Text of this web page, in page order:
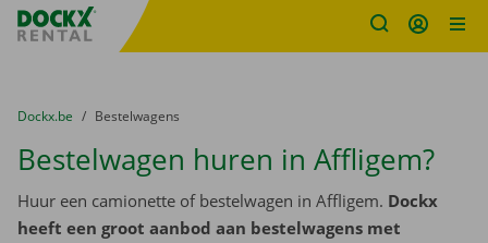
Fratello DEMO
U bevindt zich hier:
van
Dockx.be naar
Bestelwagens
Bestelwagen huren in Affligem?
Huur een camionette of bestelwagen in Affligem. Dockx
heeft een groot aanbod aan bestelwagens met